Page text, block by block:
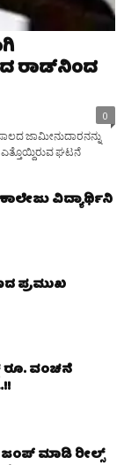
ರಾಡ್‌ನಿಂದ
0
ಜಾಮೀನುದಾರನನ್ನು
ಘಟನೆ
ವಿದ್ಯಾರ್ಥಿನಿ
ಪ್ರಮುಖ
ರೂ. ವಂಚನೆ
ಮಾಡಿ ರೀಲ್ಸ್